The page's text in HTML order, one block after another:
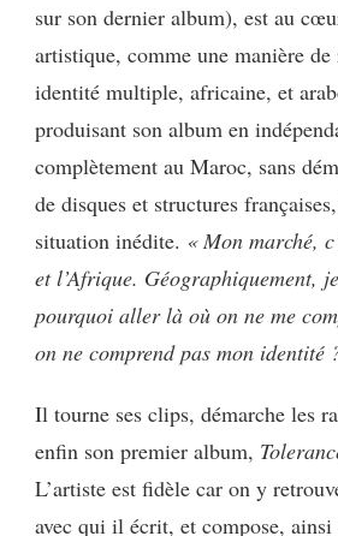
sur son dernier album), est au
artistique, comme une manière de
identité multiple, africaine, et
produisant son album en
complètement au Maroc, sans
de disques et structures
situation inédite. « Mon marché,
et l’Afrique. Géographiquement,
pourquoi aller là où on ne me
on ne comprend pas mon identité
Il tourne ses clips, démarche les
enfin son premier album,
L’artiste est fidèle car on y
avec qui il écrit, et compose, ainsi